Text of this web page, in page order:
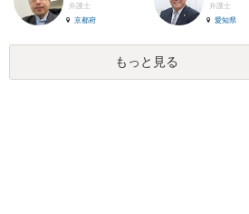
弁護士
京都府
弁護士
愛知県
もっと見る